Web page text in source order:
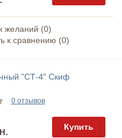
желаний (0)
к сравнению (0)
"СТ-4" Скиф
0 отзывов
Купить